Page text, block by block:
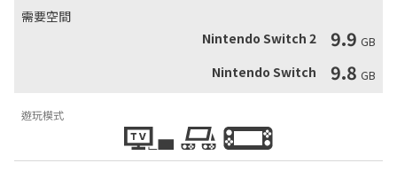
需要空間
Nintendo Switch 2
9.9 GB
Nintendo Switch 9.8 GB
遊玩模式